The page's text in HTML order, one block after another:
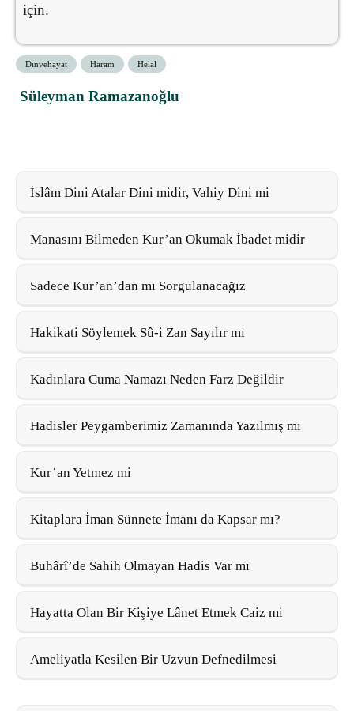
için.
Dinvehayat Haram Helal
Süleyman Ramazanoğlu
İslâm Dini Atalar Dini midir, Vahiy Dini mi
Manasını Bilmeden Kur’an Okumak İbadet midir
Sadece Kur’an’dan mı Sorgulanacağız
Hakikati Söylemek Sû-i Zan Sayılır mı
Kadınlara Cuma Namazı Neden Farz Değildir
Hadisler Peygamberimiz Zamanında Yazılmış mı
Kur’an Yetmez mi
Kitaplara İman Sünnete İmanı da Kapsar mı?
Buhârî’de Sahih Olmayan Hadis Var mı
Hayatta Olan Bir Kişiye Lânet Etmek Caiz mi
Ameliyatla Kesilen Bir Uzvun Defnedilmesi